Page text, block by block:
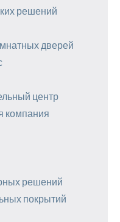
решений
дверей
центр
компания
решений
покрытий